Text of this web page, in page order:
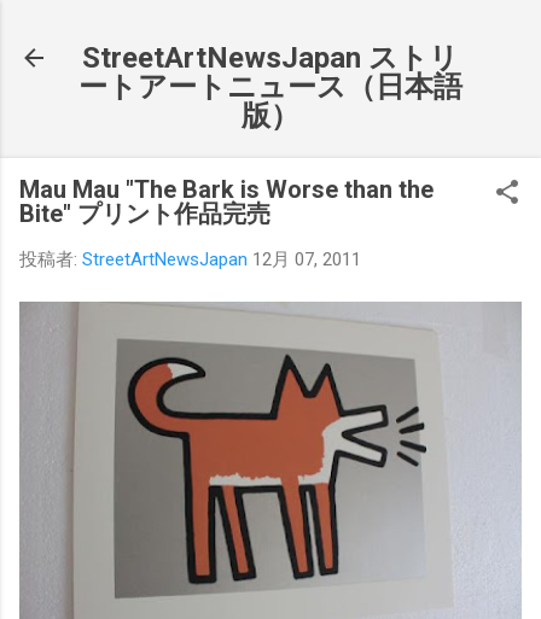
StreetArtNewsJapan ストリ
ートアートニュース（日本語
版）
Mau Mau "The Bark is Worse than the
Bite" プリント作品完売
投稿者: StreetArtNewsJapan 12月 07, 2011